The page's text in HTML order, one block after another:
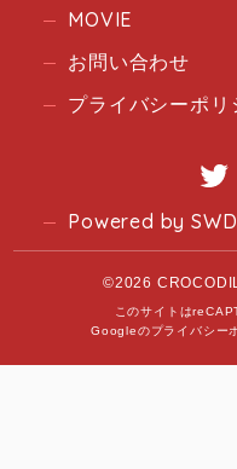
MOVIE
お問い合わせ
プライバシーポリ
Powered by SWD
©2026
このサイトは
Googleのプライバシー